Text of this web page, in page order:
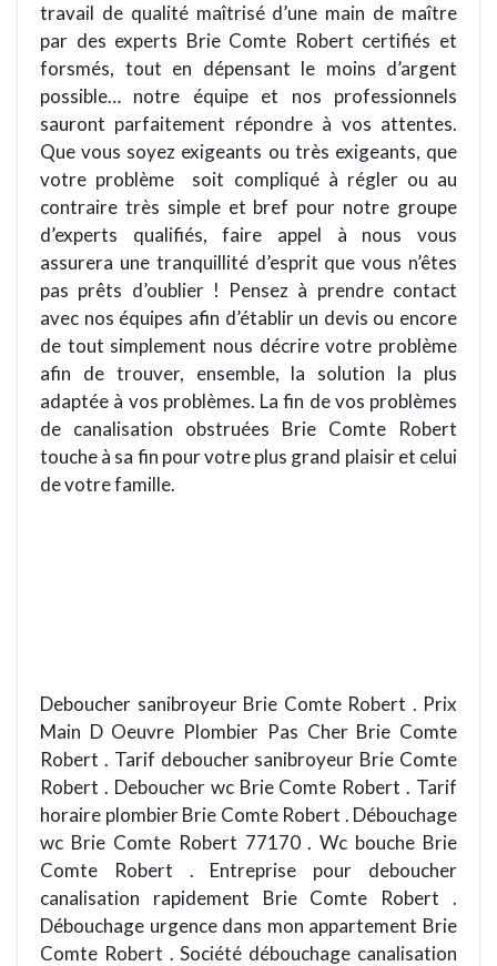
travail de qualité maîtrisé d’une main de maître
par des experts Brie Comte Robert certifiés et
forsmés, tout en dépensant le moins d’argent
possible… notre équipe et nos professionnels
sauront parfaitement répondre à vos attentes.
Que vous soyez exigeants ou très exigeants, que
votre problème
soit compliqué à régler ou au
contraire très simple et bref pour notre groupe
d’experts qualifiés, faire appel à nous vous
assurera une tranquillité d’esprit que vous n’êtes
pas prêts d’oublier ! Pensez à prendre contact
avec nos équipes afin d’établir un devis ou encore
de tout simplement nous décrire votre problème
afin de trouver, ensemble, la solution la plus
adaptée à vos problèmes. La fin de vos problèmes
de canalisation obstruées Brie Comte Robert
touche à sa fin pour votre plus grand plaisir et celui
de votre famille.
Deboucher sanibroyeur Brie Comte Robert . Prix
Main D Oeuvre Plombier Pas Cher Brie Comte
Robert . Tarif deboucher sanibroyeur Brie Comte
Robert . Deboucher wc Brie Comte Robert . Tarif
horaire plombier Brie Comte Robert . Débouchage
wc Brie Comte Robert 77170 . Wc bouche Brie
Comte Robert . Entreprise pour deboucher
canalisation rapidement Brie Comte Robert .
Débouchage urgence dans mon appartement Brie
Comte Robert . Société débouchage canalisation